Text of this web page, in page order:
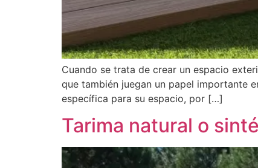
Cuando se trata de crear un espacio
que también juegan un papel importante
específica para su espacio, por […]
Tarima natural o